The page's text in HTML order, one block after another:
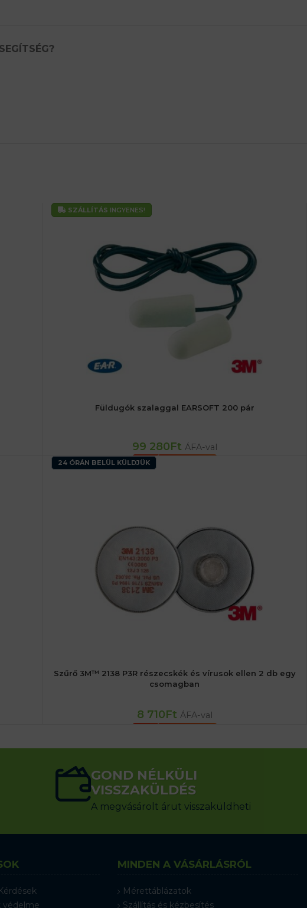
SZÁLLÍTÁS INGYENES!
Füldugók szalaggal EARSOFT 200 pár
99 280Ft ÁFA-val
KOSÁRBA TESZEM
24 ÓRÁN BELÜL KÜLDJÜK
Szűrő 3M™ 2138 P3R részecskék és vírusok ellen 2 db egy
csomagban
8 710Ft ÁFA-val
KOSÁRBA TESZEM
GOND NÉLKÜLI
VISSZAKÜLDÉS
A megvásárolt árut visszaküldheti
védelme
MINDEN A VÁSÁRLÁSRÓL
Mérettáblázatok
Szállítás és kézbesítés